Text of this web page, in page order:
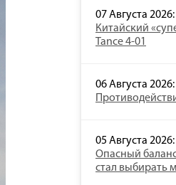
07 Августа 2026:
Китайский
Tance 4-01
06 Августа 2026:
05 Августа 2026:
Опасный
стал